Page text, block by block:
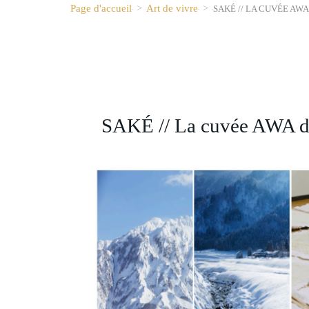
Page d'accueil > Art de vivre > SAKÉ // LA CUVÉE
SAKÉ // La cuvée AWA